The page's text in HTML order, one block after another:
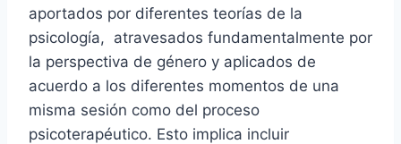
aportados por diferentes teorías de la
psicología, atravesados fundamentalmente por
la perspectiva de género y aplicados de
acuerdo a los diferentes momentos de una
misma sesión como del proceso
psicoterapéutico. Esto implica incluir